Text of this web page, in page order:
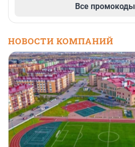
Все промокоды
НОВОСТИ КОМПАНИЙ